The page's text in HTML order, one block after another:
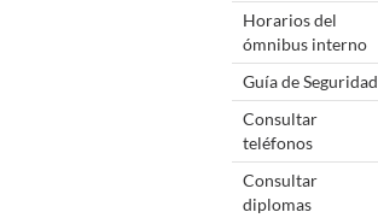
Horarios del
ómnibus interno
Guía de Seguridad
Consultar
teléfonos
Consultar
diplomas